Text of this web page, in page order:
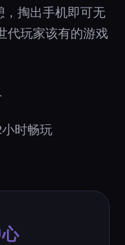
，掏出手机即可无
代玩家该有的游戏
时畅玩